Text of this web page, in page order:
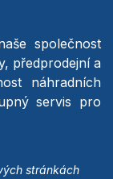
společnost
předprodejní a
náhradních
servis pro
stránkách